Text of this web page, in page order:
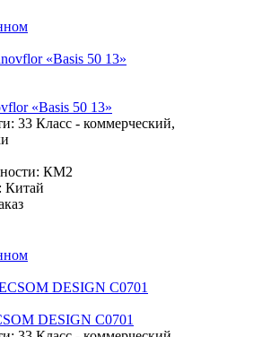
«Basis 50 13»
33 Класс - коммерческий,
КМ2
Китай
DESIGN C0701